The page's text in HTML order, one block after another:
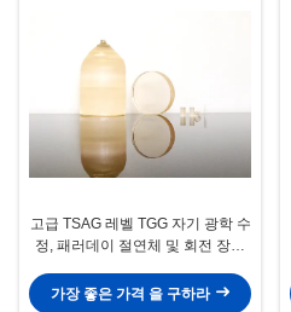
고급 TSAG 레벨 TGG 자기 광학 수
정, 패러데이 절연체 및 회전 장치
전송
가장 좋은 가격 을 구하라